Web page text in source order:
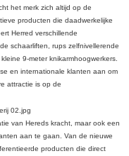
het merk zich altijd op de
producten die daadwerkelijke
Herred verschillende
schaarliften, rups zelfnivellerende
9-meter knikarmhoogwerkers.
en internationale klanten aan om
attractie is op de
van Hereds kracht, maar ook een
aan te gaan. Van de nieuwe
producten die direct